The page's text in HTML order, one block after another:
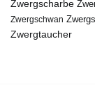
Zwergscharbe
Zwergschwan
Zwergtaucher